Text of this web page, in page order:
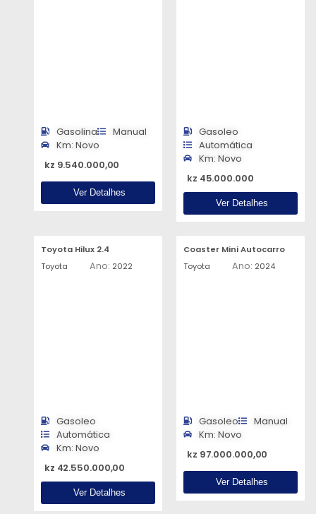
Gasolina
Manual
Km: Novo
kz 9.540.000,00
Ver Detalhes
Gasoleo
Automática
Km: Novo
kz 45.000.000
Ver Detalhes
Toyota Hilux 2.4
Toyota
Ano: 2022
Gasoleo
Automática
Km: Novo
kz 42.550.000,00
Ver Detalhes
Coaster Mini Autocarro
Toyota
Ano: 2024
Gasoleo
Manual
Km: Novo
kz 97.000.000,00
Ver Detalhes